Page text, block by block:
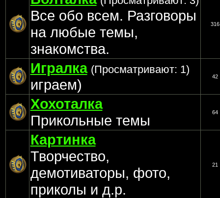
Все обо всем. Разговоры
на любые темы,
знакомства.
316
Игралка (Просматривают: 1)
играем) 42
Хохоталка
Прикольные темы
64
Картинка
Творчество,
демотиваторы, фото,
приколы и д.р.
21